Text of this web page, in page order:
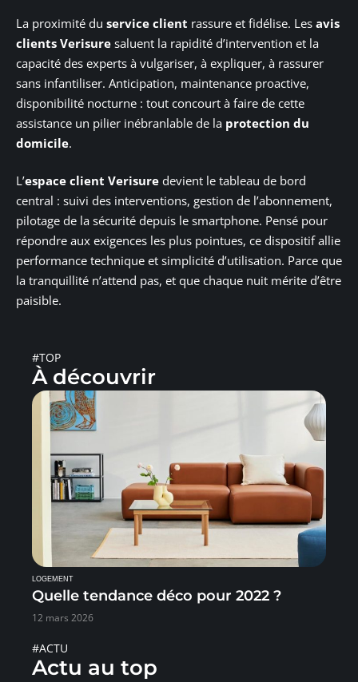
La proximité du service client rassure et fidélise. Les avis
clients Verisure saluent la rapidité d’intervention et la
capacité des experts à vulgariser, à expliquer, à rassurer
sans infantiliser. Anticipation, maintenance proactive,
disponibilité nocturne : tout concourt à faire de cette
assistance un pilier inébranlable de la protection du
domicile.
L’espace client Verisure devient le tableau de bord
central : suivi des interventions, gestion de l’abonnement,
pilotage de la sécurité depuis le smartphone. Pensé pour
répondre aux exigences les plus pointues, ce dispositif allie
performance technique et simplicité d’utilisation. Parce que
la tranquillité n’attend pas, et que chaque nuit mérite d’être
paisible.
#TOP
À découvrir
LOGEMENT
Quelle tendance déco pour 2022 ?
12 mars 2026
#ACTU
Actu au top